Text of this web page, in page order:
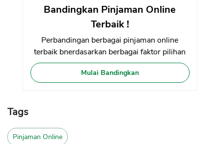
Bandingkan Pinjaman Online
Terbaik !
Perbandingan berbagai pinjaman online
terbaik bnerdasarkan berbagai faktor pilihan
Mulai Bandingkan
Tags
Pinjaman Online